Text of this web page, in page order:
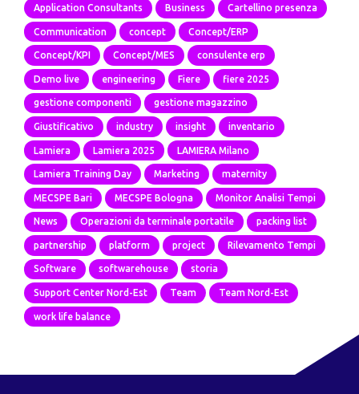
Application Consultants Business Cartellino presenza
Communication concept Concept/ERP
Concept/KPI Concept/MES consulente erp
Demo live engineering Fiere fiere 2025
gestione componenti gestione magazzino
Giustificativo industry insight inventario
Lamiera Lamiera 2025 LAMIERA Milano
Lamiera Training Day Marketing maternity
MECSPE Bari MECSPE Bologna Monitor Analisi Tempi
News Operazioni da terminale portatile packing list
partnership platform project Rilevamento Tempi
Software softwarehouse storia
Support Center Nord-Est Team Team Nord-Est
work life balance